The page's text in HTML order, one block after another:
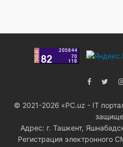
© 2021-2026 «PC.uz - IT
Адрес: г. Ташкент,
Регистрация электронного